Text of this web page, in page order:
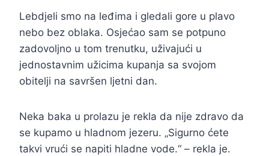
Lebdjeli smo na leđima i gledali gore u plavo
nebo bez oblaka. Osjećao sam se potpuno
zadovoljno u tom trenutku, uživajući u
jednostavnim užicima kupanja sa svojom
obitelji na savršen ljetni dan.
Neka baka u prolazu je rekla da nije zdravo da
se kupamo u hladnom jezeru. „Sigurno ćete
takvi vrući se napiti hladne vode.“ – rekla je.